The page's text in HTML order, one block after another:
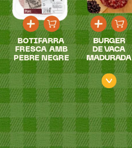
BOTIFARRA
FRESCA AMB
PEBRE NEGRE
BURGER
DE VACA
MADURADA